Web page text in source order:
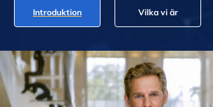
Introduktion Vilka vi är